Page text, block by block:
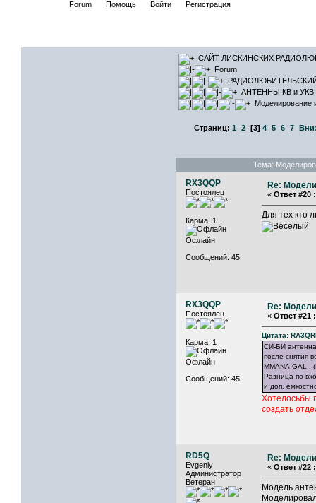
Forum Помощь Войти Регистрация
САЙТ ЛИСКИНСКИХ
Forum
АНТЕННЫ КВ и УКВ
Моделирование
Страниц: 1 2 [3] 4 5 6 7
Тема:
RX3QQP
Постоялец
Карма: 1
Офлайн
Сообщений: 45
Re:
« Ответ #20 :
Для тех кто
RX3QQP
Постоялец
Карма: 1
Офлайн
Сообщений: 45
Re:
« Ответ #21 :
Цитата:
СИ-БИ
после снятия
ММАNA-GAL ,
Разница по
и доп.
Хотелосьбы
создать
RD5Q
Evgeniy
Администратор
Ветеран
Re:
« Ответ #22 :
Модель